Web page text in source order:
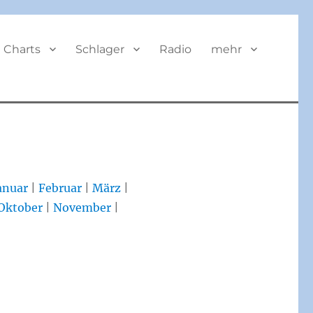
Charts Schlager Radio mehr
|Februar |März
|November